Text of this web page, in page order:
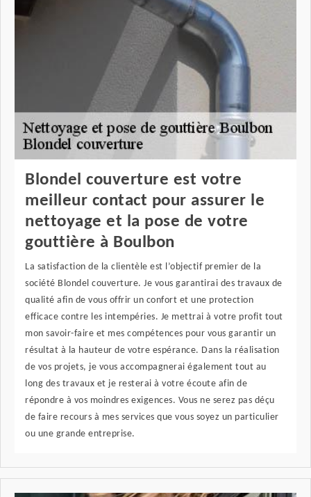
Blondel couverture est votre
meilleur contact pour assurer le
nettoyage et la pose de votre
gouttière à Boulbon
La satisfaction de la clientèle est l’objectif premier de la
société Blondel couverture. Je vous garantirai des travaux de
qualité afin de vous offrir un confort et une protection
efficace contre les intempéries. Je mettrai à votre profit tout
mon savoir-faire et mes compétences pour vous garantir un
résultat à la hauteur de votre espérance. Dans la réalisation
de vos projets, je vous accompagnerai également tout au
long des travaux et je resterai à votre écoute afin de
répondre à vos moindres exigences. Vous ne serez pas déçu
de faire recours à mes services que vous soyez un particulier
ou une grande entreprise.